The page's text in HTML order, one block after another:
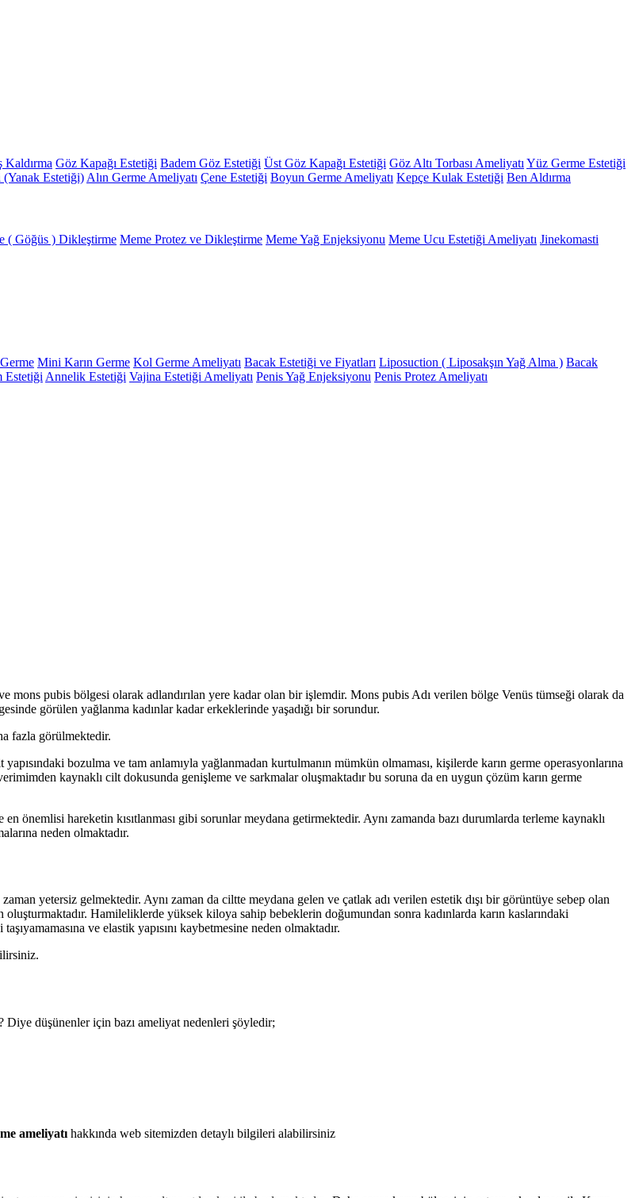
Kaldırma Göz Kapağı Estetiği Badem Göz Estetiği Üst Göz Kapağı Estetiği Göz Altı Torbası AmeliyatıYüz Germe Estetiği
Estetiği)Alın Germe Ameliyatı Çene Estetiği Boyun Germe Ameliyatı Kepçe Kulak Estetiği Ben Aldırma
( Göğüs ) Dikleştirme Meme Protez ve Dikleştirme Meme Yağ Enjeksiyonu Meme Ucu Estetiği Ameliyatı Jinekomasti
Mini Karın Germe Kol Germe Ameliyatı Bacak Estetiği ve Fiyatları Liposuction ( Liposakşın Yağ Alma ) Bacak
Estetiği Annelik Estetiği Vajina Estetiği Ameliyatı Penis Yağ Enjeksiyonu Penis Protez Ameliyatı
mons pubis bölgesi olarak adlandırılan yere kadar olan bir işlemdir. Mons pubis Adı verilen bölge Venüs tümseği olarak da
görülen yağlanma kadınlar kadar erkeklerinde yaşadığı bir sorundur.
fazla görülmektedir.
bozulma ve tam anlamıyla yağlanmadan kurtulmanın mümkün olmaması, kişilerde karın germe operasyonlarına
kaynaklı cilt dokusunda genişleme ve sarkmalar oluşmaktadır bu soruna da en uygun çözüm karın germe
önemlisi hareketin kısıtlanması gibi sorunlar meydana getirmektedir. Aynı zamanda bazı durumlarda terleme kaynaklı
neden olmaktadır.
yetersiz gelmektedir. Aynı zaman da ciltte meydana gelen ve çatlak adı verilen estetik dışı bir görüntüye sebep olan
oluşturmaktadır. Hamileliklerde yüksek kiloya sahip bebeklerin doğumundan sonra kadınlarda karın kaslarındaki
ve elastik yapısını kaybetmesine neden olmaktadır.
Diye düşünenler için bazı ameliyat nedenleri şöyledir;
ameliyatı hakkında web sitemizden detaylı bilgileri alabilirsiniz